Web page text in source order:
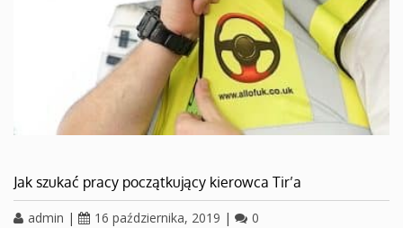
Jak szukać pracy początkujący kierowca Tir’a
admin | 16 października, 2019 | 0